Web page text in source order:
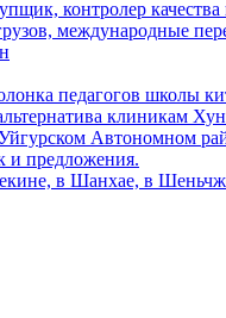
контролер
международные
педагогов школы
клиникам
Автономном
и предложения.
в Шанхае, в